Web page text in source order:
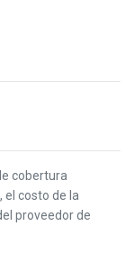
cobertura
el costo de la
proveedor de